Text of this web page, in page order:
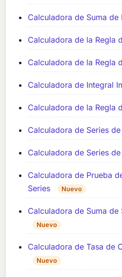
Calculadora de Suma de
Calculadora de la Regla
Calculadora de la Regla
Calculadora de Integral
Calculadora de la Regla
Calculadora de Series
Calculadora de Series
Calculadora de Prueba
Series
Nuevo
Calculadora de Suma de
Nuevo
Calculadora de Tasa de
Nuevo